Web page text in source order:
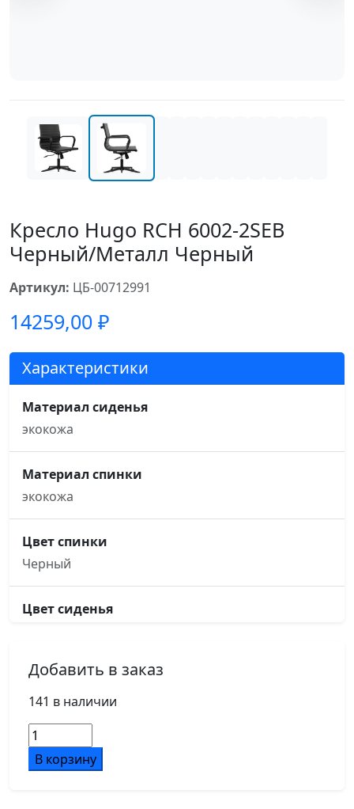
Кресло Hugo RCH 6002-2SEB
Черный/Металл Черный
Артикул: ЦБ-00712991
14259,00 ₽
Характеристики
Материал сиденья
экокожа
Материал спинки
экокожа
Цвет спинки
Черный
Цвет сиденья
Основание кресла
пятилучье, d640, черный металл
Подлокотники
черный металл, с накладками из экокожи в цвет
Добавить в заказ
141 в наличии
Количество
товара
Кресло
В корзину